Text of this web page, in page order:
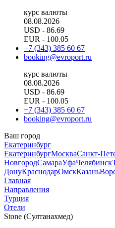
курс валюты
08.08.2026
USD - 86.69
EUR - 100.05
+7 (343) 385 60 67
booking@evroport.ru
курс валюты
08.08.2026
USD - 86.69
EUR - 100.05
+7 (343) 385 60 67
booking@evroport.ru
Ваш город
Екатеринбург
ЕкатеринбургМоскваСанкт-
НовгородСамараУфаЧелябинск
ДонуКраснодарОмскКазань
Главная
Направления
Турция
Отели
Stone (Султанахмед)